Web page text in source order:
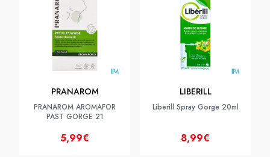
PRANAROM
PRANAROM AROMAFOR
PAST GORGE 21
5,99€
LIBERILL
Liberill Spray Gorge 20ml
8,99€